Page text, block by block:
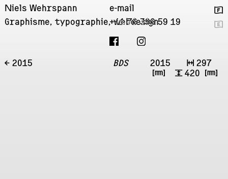
Niels Wehrspann
Graphisme, typographie, webdesign
+41 76 396 59 19
e-mail
🇫
🇬
← 2015 BDS 2015 ↔297
㎜
↕420 ㎜